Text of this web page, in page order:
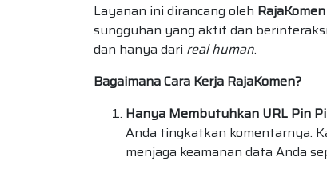
Layanan ini dirancang oleh RajaKomen
sungguhan yang aktif dan
dan hanya dari real human.
Bagaimana Cara Kerja RajaKomen?
Hanya Membutuhkan URL Pin
Anda tingkatkan komentarnya.
menjaga keamanan data Anda